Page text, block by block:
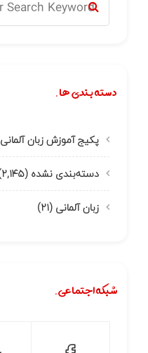
دسته بندی ها.
پکیج آموزش زبان آلمانی
دسته‌بندی نشده (۲,۱۴۵)
زبان آلمانی (۲۱)
شبکه اجتماعی.